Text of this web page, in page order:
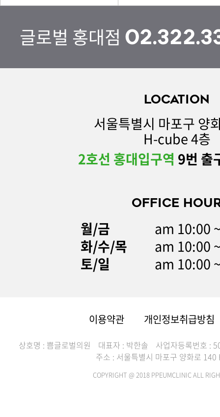
글로벌 홍대점
LOCATION
서울특별시 마포구 양
H-cube 4층
2호선 홍대입구역 9번 출
OFFICE
월/금
am 10:00
화/수/목
am 10:00
토/일
am 10:00
이용약관 개인정보취급방침
상호명 : 쁨글로벌의원 대표자 : 박한솔
사업자등록번호 :
주소 : 서울특별시 마포구 양화로
COPYRIGHT @ 2018 PPEUMCLINIC ALL